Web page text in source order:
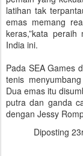
latihan tak
emas memang
keras,”kata
India ini.
Pada SEA Games
tenis
Dua emas itu
putra dan ganda
dengan Jessy
Diposting